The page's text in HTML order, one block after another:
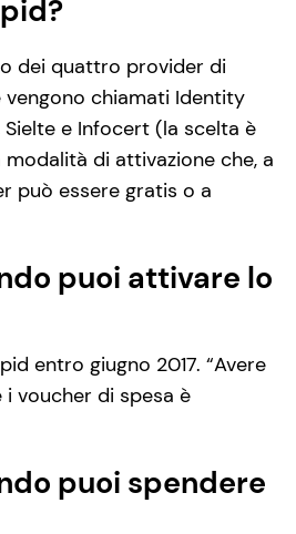
dei quattro provider di
chiamati Identity
Sielte e Infocert (la scelta è
di attivazione che, a
può essere gratis o a
puoi attivare lo
entro giugno 2017. “Avere
voucher di spesa è
puoi spendere